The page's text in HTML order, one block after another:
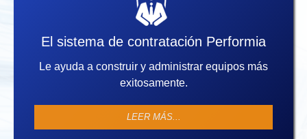
El sistema de contratación Performia
Le ayuda a construir y administrar equipos más
exitosamente.
LEER MÁS...